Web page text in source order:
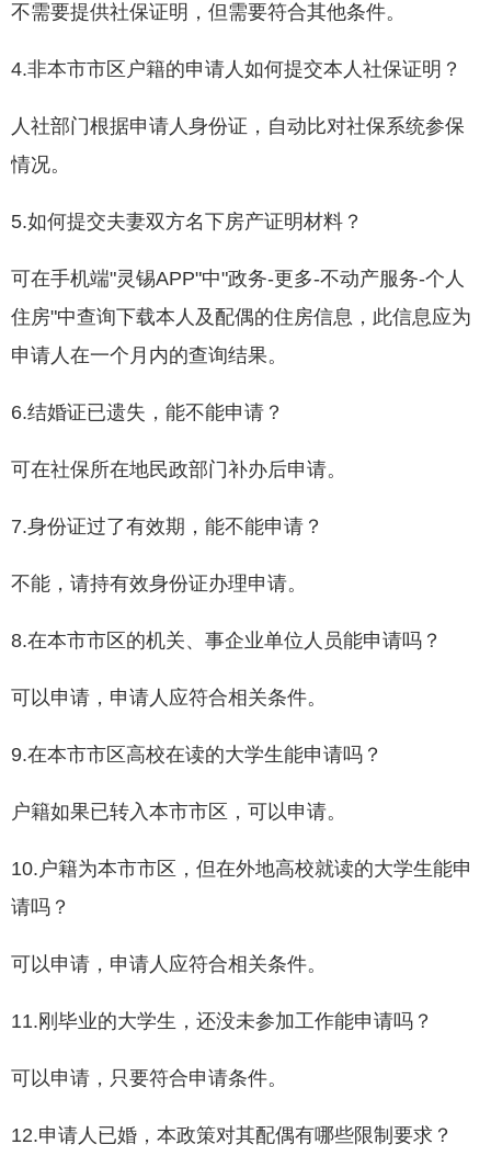
不需要提供社保证明，但需要符合其他条件。
4.非本市市区户籍的申请人如何提交本人社保证明？
人社部门根据申请人身份证，自动比对社保系统参保
情况。
5.如何提交夫妻双方名下房产证明材料？
可在手机端"灵锡APP"中"政务-更多-不动产服务-个人
住房"中查询下载本人及配偶的住房信息，此信息应为
申请人在一个月内的查询结果。
6.结婚证已遗失，能不能申请？
可在社保所在地民政部门补办后申请。
7.身份证过了有效期，能不能申请？
不能，请持有效身份证办理申请。
8.在本市市区的机关、事企业单位人员能申请吗？
可以申请，申请人应符合相关条件。
9.在本市市区高校在读的大学生能申请吗？
户籍如果已转入本市市区，可以申请。
10.户籍为本市市区，但在外地高校就读的大学生能申
请吗？
可以申请，申请人应符合相关条件。
11.刚毕业的大学生，还没未参加工作能申请吗？
可以申请，只要符合申请条件。
12.申请人已婚，本政策对其配偶有哪些限制要求？